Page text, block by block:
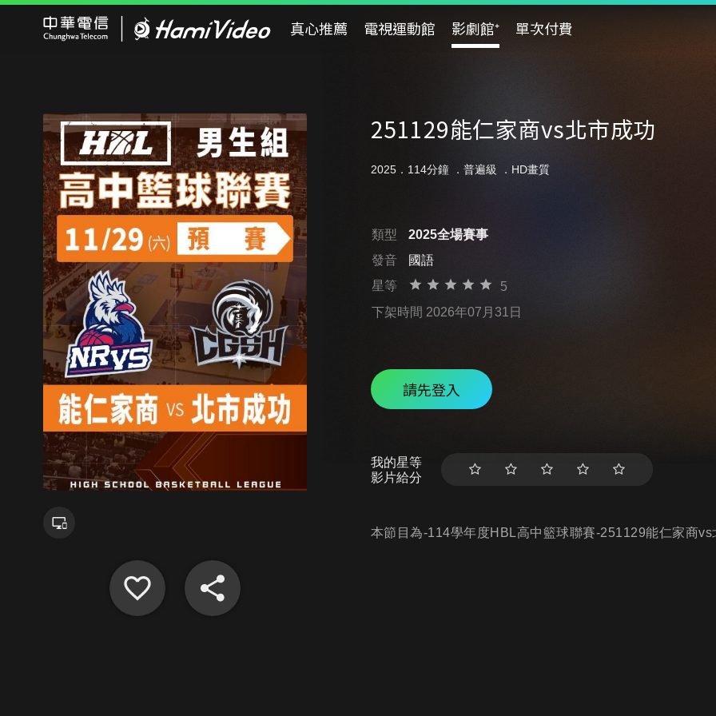
真心推薦 電視運動館 影劇館⁺ 單次付費
251129能仁家商vs北市成功
2025．114分鐘 ． 普遍級 ．HD畫質
類型
2025全場賽事
發音
國語
星等
5
下架時間 2026年07月31日
請先登入
我的星等
影片給分
本節目為-114學年度HBL高中籃球聯賽-251129能仁家商